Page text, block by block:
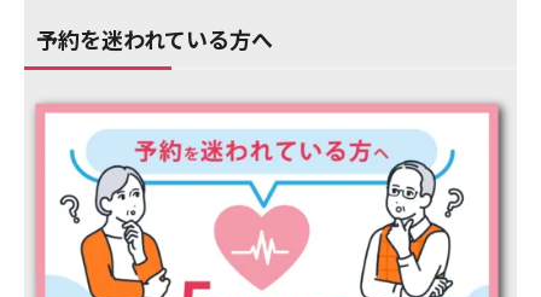
予約を迷われている方へ